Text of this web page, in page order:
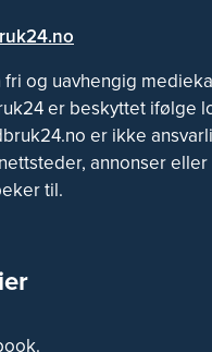
og uavhengig
er beskyttet ifølge
er ikke
annonser
til.